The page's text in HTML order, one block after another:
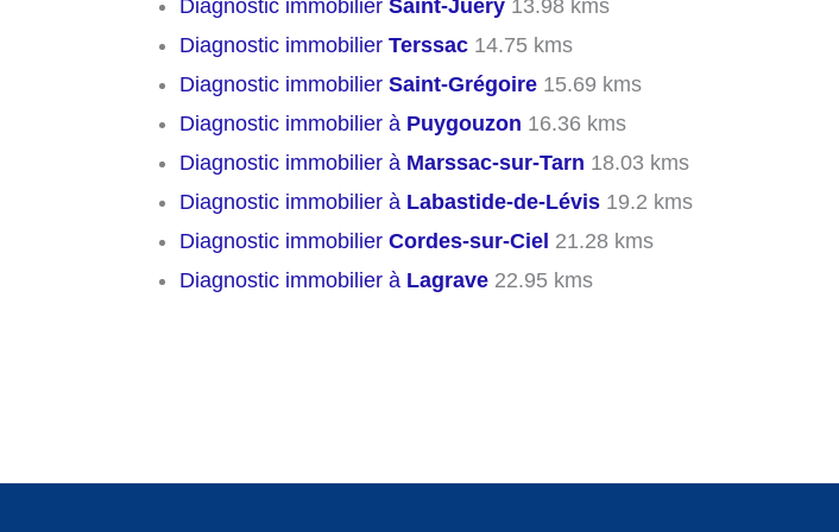
Diagnostic immobilier Saint-Juéry 13.98 kms
Diagnostic immobilier Terssac 14.75 kms
Diagnostic immobilier Saint-Grégoire 15.69 kms
Diagnostic immobilier à Puygouzon 16.36 kms
Diagnostic immobilier à Marssac-sur-Tarn 18.03 kms
Diagnostic immobilier à Labastide-de-Lévis 19.2 kms
Diagnostic immobilier Cordes-sur-Ciel 21.28 kms
Diagnostic immobilier à Lagrave 22.95 kms